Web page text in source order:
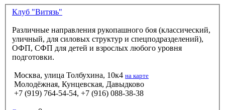
Клуб "Витязь"
Различные направления рукопашного боя (классический,
уличный, для силовых структур и спецподразделений),
ОФП, СФП для детей и взрослых любого уровня
подготовки.
Москва, улица Толбухина, 10к4 на карте
Молодёжная, Кунцевская, Давыдково
+7 (919) 764-54-54, +7 (916) 088-38-38